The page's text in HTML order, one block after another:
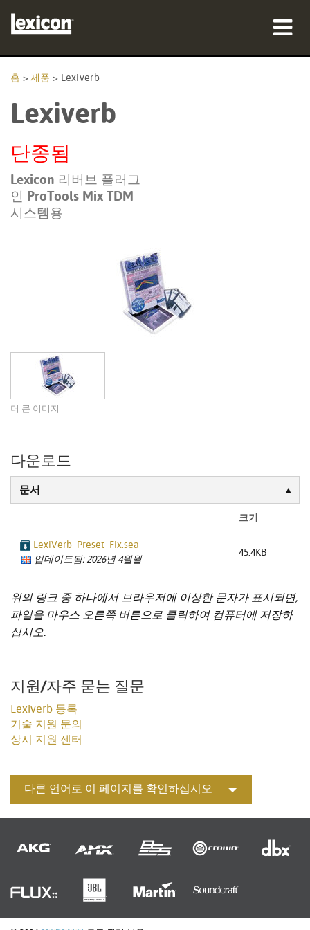
사례 연구
교육
홈 >제품 > Lexiverb
Lexiverb
단종됨
Lexicon 리버브 플러그
인 ProTools Mix TDM
시스템용
더 큰 이미지
다운로드
문서
크기
LexiVerb_Preset_Fix.sea
업데이트됨: 2026년 4월월
45.4KB
위의 링크 중 하나에서 브라우저에 이상한 문자가 표시되면,
파일을 마우스 오른쪽 버튼으로 클릭하여 컴퓨터에 저장하
십시오.
지원/자주 묻는 질문
Lexiverb 등록
기술 지원 문의
상시 지원 센터
다른 언어로 이 페이지를 확인하십시오